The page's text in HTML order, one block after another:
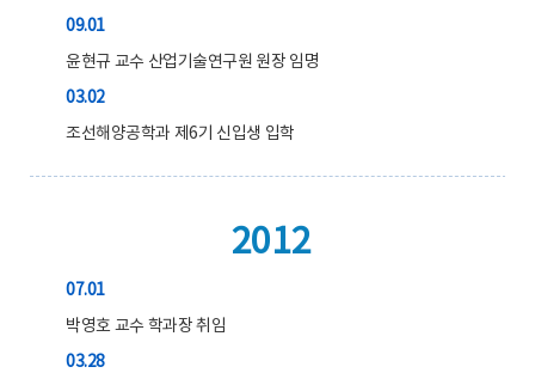
09.01
윤현규 교수 산업기술연구원 원장 임명
03.02
조선해양공학과 제6기 신입생 입학
2012
07.01
박영호 교수 학과장 취임
03.28